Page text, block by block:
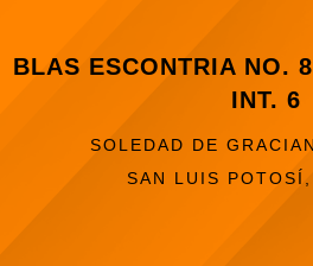
BLAS ESCONTRIA NO.
INT. 6
SOLEDAD DE
SAN LUIS POTOSÍ,